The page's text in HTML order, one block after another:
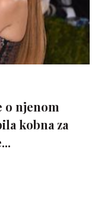
o njenom
kobna za